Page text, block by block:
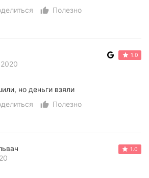
thumb_up_alt
Полезно
1.0
но деньги взяли
thumb_up_alt
Полезно
1.0